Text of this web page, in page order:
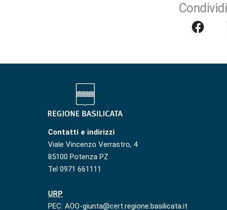
Contatti e indirizzi
Viale Vincenzo Verrastro, 4
85100 Potenza PZ
Tel 0971 661111
URP
PEC: AOO-giunta@cert.regione.basilicata.it